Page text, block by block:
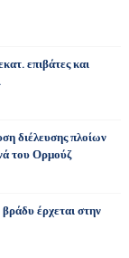
επιβάτες και
διέλευσης πλοίων
του Ορμούζ
έρχεται στην